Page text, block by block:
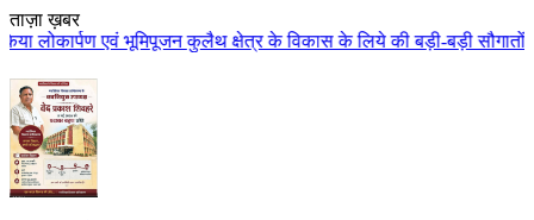
ताज़ा ख़बर
क्षेत्र के विकास के लिये की बड़ी-बड़ी सौगातों की घोषणा कुलैथ क्षेत्र